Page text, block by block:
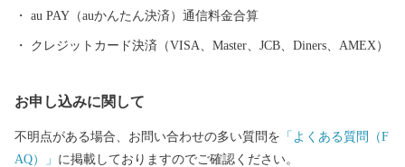
ていただきます。 【ご注意】 ・返礼品の送付は、大分市外にお住
まいの方に限らせていただきます。 ・寄附につきましては、年度
です。 ※長期不在、住所不明等で返礼品をお受取りいただけなか
った場合、再発送は出来かねますので、ご了承ください。 ※お受
け取りできない期間が予め分かっている場合は、お申込み時に
au PAY（auかんたん決済）通信料金合算
クレジットカード決済（VISA、Master、JCB、Diners、AMEX）
お申し込みに関して
不明点がある場合、お問い合わせの多い質問を 「よくある質問（F
AQ）」 に掲載しておりますのでご確認ください。